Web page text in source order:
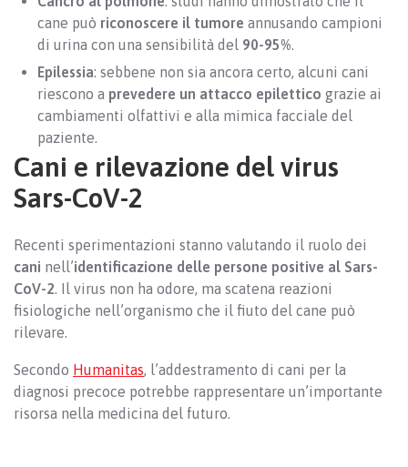
cane può riconoscere il tumore annusando campioni
di urina con una sensibilità del 90-95%.
Epilessia: sebbene non sia ancora certo, alcuni cani
riescono a prevedere un attacco epilettico grazie ai
cambiamenti olfattivi e alla mimica facciale del
paziente.
Cani e rilevazione del virus
Sars-CoV-2
Recenti sperimentazioni stanno valutando il ruolo dei
cani nell’identificazione delle persone positive al Sars-
CoV-2. Il virus non ha odore, ma scatena reazioni
fisiologiche nell’organismo che il fiuto del cane può
rilevare.
Secondo Humanitas, l’addestramento di cani per la
diagnosi precoce potrebbe rappresentare un’importante
risorsa nella medicina del futuro.